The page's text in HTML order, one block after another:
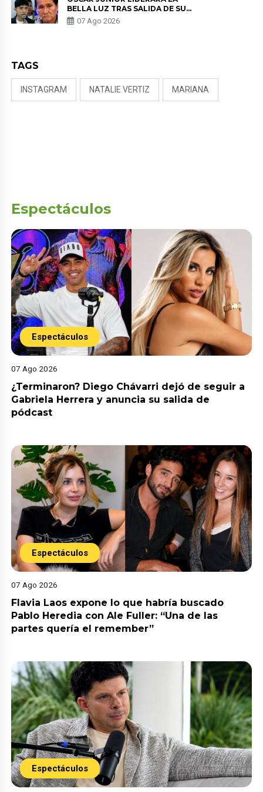
BELLA LUZ TRAS SALIDA DE SU
PADRE POR POLÉMICA CON
NALDY SALDAÑA
07 Ago 2026
TAGS
INSTAGRAM NATALIE VERTIZ MARIANA
Espectáculos
Espectáculos
07 Ago 2026
¿Terminaron? Diego Chávarri dejó de seguir a
Gabriela Herrera y anuncia su salida de
pódcast
Espectáculos
07 Ago 2026
Flavia Laos expone lo que habría buscado
Pablo Heredia con Ale Fuller: “Una de las
partes quería el remember”
Espectáculos